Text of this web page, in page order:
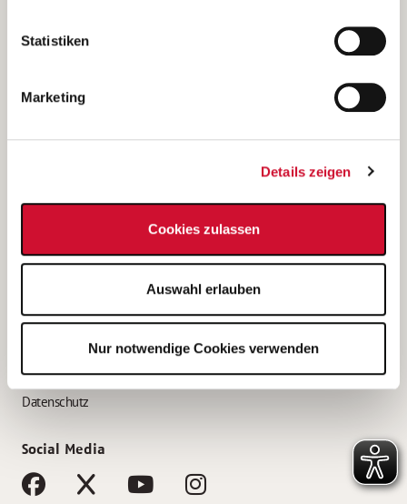
unsererDatenschutzerklärung
Statistiken
Marketing
Details zeigen
Cookies zulassen
Auswahl erlauben
Nur notwendige Cookies verwenden
(Ein Tochterunternehmen des AWO Bezirksverbandes Unterfranken
e.V.)
Bewerbung als Altenpflegehelfer*in
Bewerbung als Erzieher*in
AWO Gliederungen nach Bundesland
Impressum
Datenschutz
Social Media